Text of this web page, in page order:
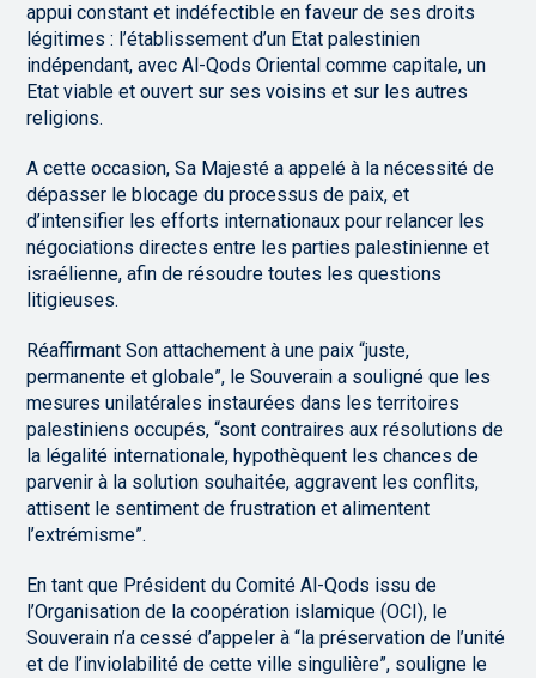
appui constant et indéfectible en faveur de ses droits
légitimes : l’établissement d’un Etat palestinien
indépendant, avec Al-Qods Oriental comme capitale, un
Etat viable et ouvert sur ses voisins et sur les autres
religions.
A cette occasion, Sa Majesté a appelé à la nécessité de
dépasser le blocage du processus de paix, et
d’intensifier les efforts internationaux pour relancer les
négociations directes entre les parties palestinienne et
israélienne, afin de résoudre toutes les questions
litigieuses.
Réaffirmant Son attachement à une paix “juste,
permanente et globale”, le Souverain a souligné que les
mesures unilatérales instaurées dans les territoires
palestiniens occupés, “sont contraires aux résolutions de
la légalité internationale, hypothèquent les chances de
parvenir à la solution souhaitée, aggravent les conflits,
attisent le sentiment de frustration et alimentent
l’extrémisme”.
En tant que Président du Comité Al-Qods issu de
l’Organisation de la coopération islamique (OCI), le
Souverain n’a cessé d’appeler à “la préservation de l’unité
et de l’inviolabilité de cette ville singulière”, souligne le